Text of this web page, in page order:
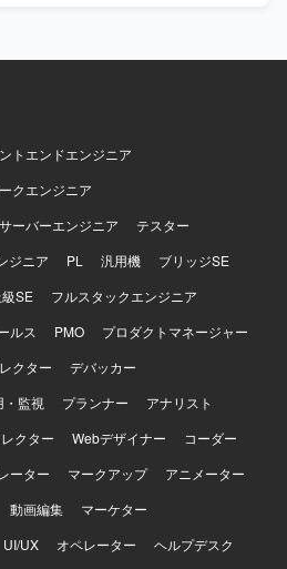
ションを大切にしながら、Gitを
開発手法に興味を持ち、自ら学
ていただける方にマッチする環
に継続的に関わることで、フロ
双方のスキルを高めていただけ
深められる点も特徴となりま
、仕様検討から実装・改善まで
フロントエンド開発環境と、
開発環境となります。Gitを利用
い、Dockerによるコンテナ化さ
ていただきます。仕様駆動開発
となります。
トエンドエンジニア
クエンジニア
サーバーエンジニア
テスター
ジニア PL 汎用機
ブリッジSE
級SE
フルスタックエンジニア
ルス PMO
プロダクトマネージャー
クター
デバッカー
・監視 プランナー
アナリスト
クター Webデザイナー
コーダー
ーター マークアップ
アニメーター
動画編集
マーケター
UI/UX オペレーター
ヘルプデスク